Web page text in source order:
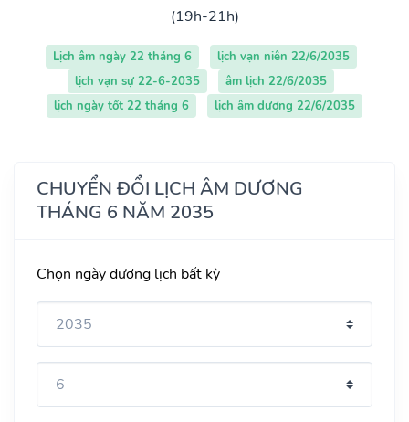
(19h-21h)
Lịch âm ngày 22 tháng 6
lịch vạn niên 22/6/2035
lịch vạn sự 22-6-2035
âm lịch 22/6/2035
lịch ngày tốt 22 tháng 6
lịch âm dương 22/6/2035
CHUYỂN ĐỔI LỊCH ÂM DƯƠNG
THÁNG 6 NĂM 2035
Chọn ngày dương lịch bất kỳ